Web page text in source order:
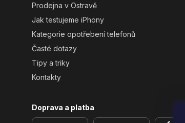
Prodejna v Ostravě
Jak testujeme iPhony
Kategorie opotřebení telefonů
Časté dotazy
Tipy a triky
Kontakty
Doprava a platba